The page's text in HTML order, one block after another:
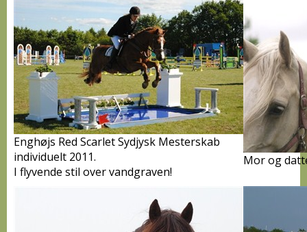
Enghøjs Red Scarlet Sydjysk Mesterskab
individuelt 2011.
I flyvende stil over vandgraven!
Mor og